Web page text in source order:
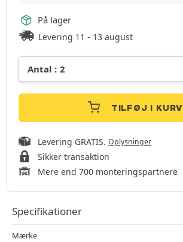
På lager
Levering 11 - 13 august
TILFØJ I KURV
Levering GRATIS. Oplysninger
Sikker transaktion
Mere end 700 monteringspartnere
Specifikationer
Mærke